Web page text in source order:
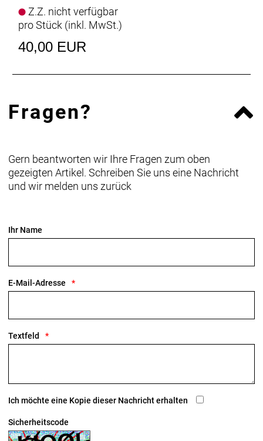
Z.Z. nicht verfügbar
pro Stück (inkl. MwSt.)
40,00 EUR
Fragen?
Gern beantworten wir Ihre Fragen zum oben
gezeigten Artikel. Schreiben Sie uns eine Nachricht
und wir melden uns zurück
Ihr Name
E-Mail-Adresse
Textfeld
Ich möchte eine Kopie dieser Nachricht erhalten
Sicherheitscode